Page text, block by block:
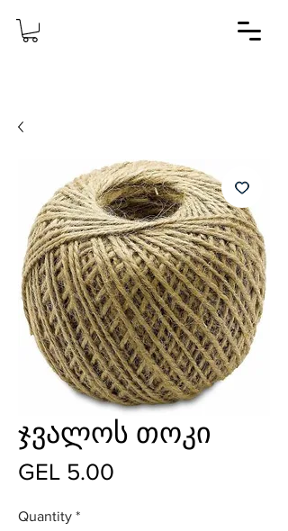
ჯვალოს თოკი
GEL 5.00
Quantity *